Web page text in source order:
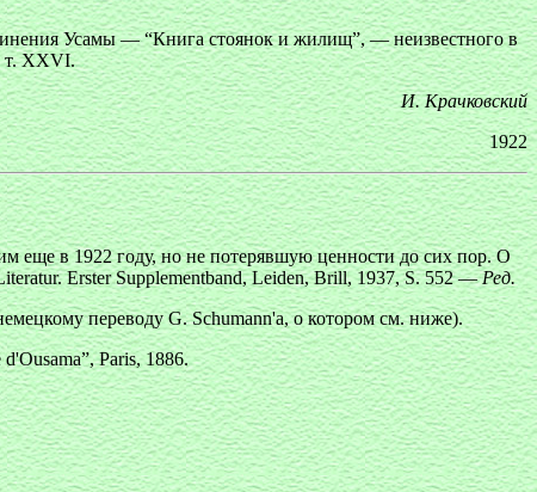
Усамы — “Книга стоянок и жилищ”, — неизвестного в
т. XXVI.
И. Крачковский
1922
еще в 1922 году, но не потерявшую ценности до сих пор. О
Erster Supplementband, Leiden, Brill, 1937, S. 552 —Ред.
переводу G. Schumann'a, о котором см. ниже).
Paris, 1886.